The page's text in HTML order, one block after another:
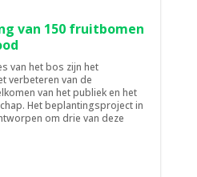
van 150 fruitbomen
van het bos zijn het
verbeteren van de
van het publiek en het
Het beplantingsproject in
om drie van deze